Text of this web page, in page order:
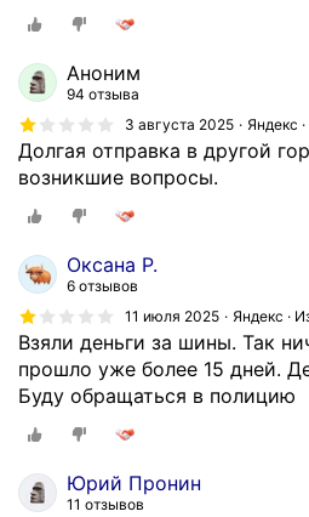
Аноним
94 отзыва
3 августа 2025
Яндекс
Долгая отправка в другой
возникшие вопросы.
Оксана Р.
6 отзывов
11 июля 2025
Яндекс ·
Взяли деньги за шины. Так
прошло уже более 15 дней.
Буду обращаться в полицию
Юрий Пронин
11 отзывов